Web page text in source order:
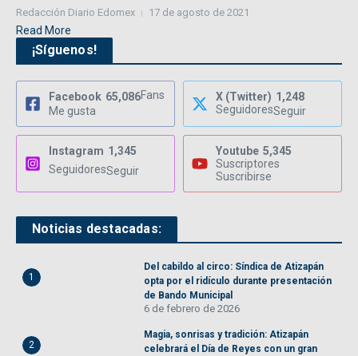
Redacción Diario Edomex 17 de agosto de 2021
Read More
¡Síguenos!
Facebook 65,086Fans
Me gusta
X (Twitter) 1,248
SeguidoresSeguir
Instagram 1,345
SeguidoresSeguir
Youtube 5,345
Suscriptores
Suscribirse
Noticias destacadas:
1
Del cabildo al circo: Síndica de Atizapán
opta por el ridículo durante presentación
de Bando Municipal
6 de febrero de 2026
2
Magia, sonrisas y tradición: Atizapán
celebrará el Día de Reyes con un gran